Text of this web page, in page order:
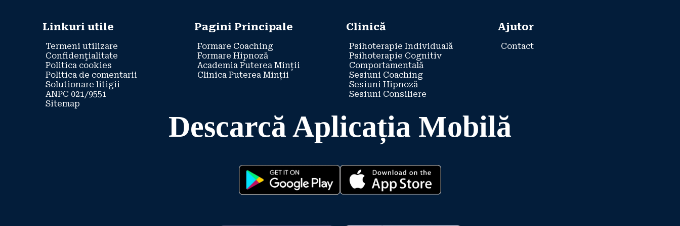
Linkuri utile
Termeni utilizare
Confidenţialitate
Politica cookies
Politica de comentarii
Solutionare litigii
ANPC 021/9551
Sitemap
Pagini Principale
Formare Coaching
Formare Hipnoză
Academia Puterea Minții
Clinica Puterea Minții
Clinică
Psihoterapie Individuală
Psihoterapie Cognitiv
Comportamentală
Sesiuni Coaching
Sesiuni Hipnoză
Sesiuni Consiliere
Ajutor
Contact
Descarcă Aplicația Mobilă